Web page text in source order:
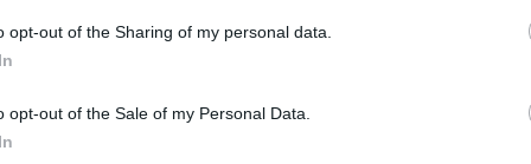
opt-out of the Sharing of my personal data.
opt-out of the Sale of my Personal Data.
Αναστασία Τσιλιμπίου, Σπύρος
Γιώργος Τσάφας, Χρήστος Παπαδόπουλος, Φοίβος
Ντένης Μακρής, Μάρω Παπαδοπούλου,